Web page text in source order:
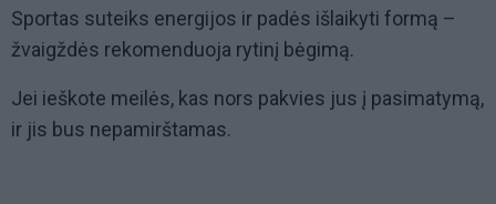
Sportas suteiks energijos ir padės išlaikyti formą –
žvaigždės rekomenduoja rytinį bėgimą.
Jei ieškote meilės, kas nors pakvies jus į pasimatymą,
ir jis bus nepamirštamas.